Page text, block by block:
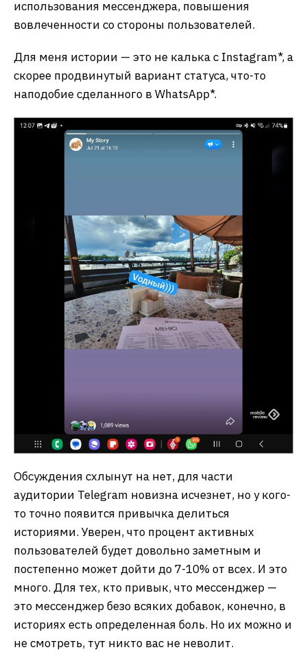
использования мессенджера, повышения
вовлеченности со стороны пользователей.
Для меня истории — это не калька с Instagram*, а
скорее продвинутый вариант статуса, что-то
наподобие сделанного в WhatsApp*.
Обсуждения схлынут на нет, для части
аудитории Telegram новизна исчезнет, но у кого-
то точно появится привычка делиться
историями. Уверен, что процент активных
пользователей будет довольно заметным и
постепенно может дойти до 7-10% от всех. И это
много. Для тех, кто привык, что мессенджер —
это мессенджер безо всяких добавок, конечно, в
историях есть определенная боль. Но их можно и
не смотреть, тут никто вас не неволит.